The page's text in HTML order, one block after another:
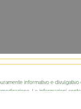
informativo e divulgativo
Le informazioni